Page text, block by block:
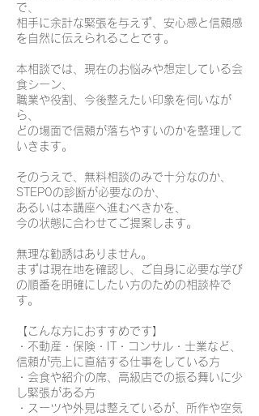
で、
相手に余計な緊張を与えず、安心感と信頼感
を自然に伝えられることです。
本相談では、現在のお悩みや想定している会
食シーン、
職業や役割、今後整えたい印象を伺いなが
ら、
どの場面で信頼が落ちやすいのかを整理して
いきます。
そのうえで、無料相談のみで十分なのか、
STEP0の診断が必要なのか、
あるいは本講座へ進むべきかを、
今の状態に合わせてご提案します。
無理な勧誘はありません。
まずは現在地を確認し、ご自身に必要な学び
の順番を明確にしたい方のための相談枠で
す。
【こんな方におすすめです】
・不動産・保険・IT・コンサル・士業など、
信頼が売上に直結する仕事をしている方
・会食や紹介の席、高級店での振る舞いに少
し緊張がある方
・スーツや外見は整えているが、所作や空気